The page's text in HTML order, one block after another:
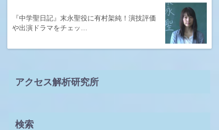
『中学聖日記』末永聖役に有村架純！演技評価
や出演ドラマをチェッ…
アクセス解析研究所
検索